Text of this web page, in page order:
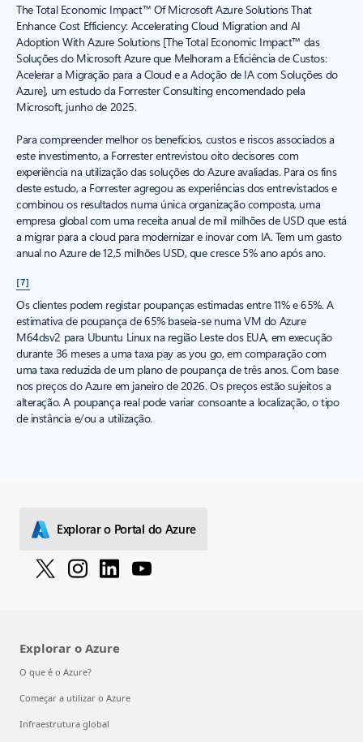
The Total Economic Impact™ Of Microsoft Azure Solutions That
Enhance Cost Efficiency: Accelerating Cloud Migration and AI
Adoption With Azure Solutions [The Total Economic Impact™ das
Soluções do Microsoft Azure que Melhoram a Eficiência de Custos:
Acelerar a Migração para a Cloud e a Adoção de IA com Soluções do
Azure], um estudo da Forrester Consulting encomendado pela
Microsoft, junho de 2025.
Para compreender melhor os benefícios, custos e riscos associados a
este investimento, a Forrester entrevistou oito decisores com
experiência na utilização das soluções do Azure avaliadas. Para os fins
deste estudo, a Forrester agregou as experiências dos entrevistados e
combinou os resultados numa única organização composta, uma
empresa global com uma receita anual de mil milhões de USD que está
a migrar para a cloud para modernizar e inovar com IA. Tem um gasto
anual no Azure de 12,5 milhões USD, que cresce 5% ano após ano.
[7]
Os clientes podem registar poupanças estimadas entre 11% e 65%. A
estimativa de poupança de 65% baseia-se numa VM do Azure
M64dsv2 para Ubuntu Linux na região Leste dos EUA, em execução
durante 36 meses a uma taxa pay as you go, em comparação com
uma taxa reduzida de um plano de poupança de três anos. Com base
nos preços do Azure em janeiro de 2026. Os preços estão sujeitos a
alteração. A poupança real pode variar consoante a localização, o tipo
de instância e/ou a utilização.
Explorar o Portal do Azure
Explorar o Azure
O que é o Azure?
Começar a utilizar o Azure
Infraestrutura global